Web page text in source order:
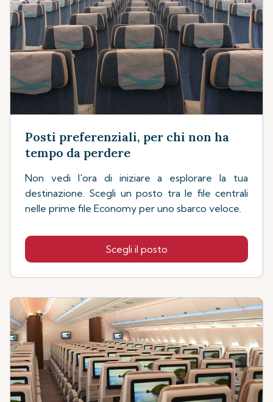
Posti preferenziali, per chi non ha
tempo da perdere
Non vedi l'ora di iniziare a esplorare la tua
destinazione. Scegli un posto tra le file centrali
nelle prime file Economy per uno sbarco veloce.
Scegli il posto